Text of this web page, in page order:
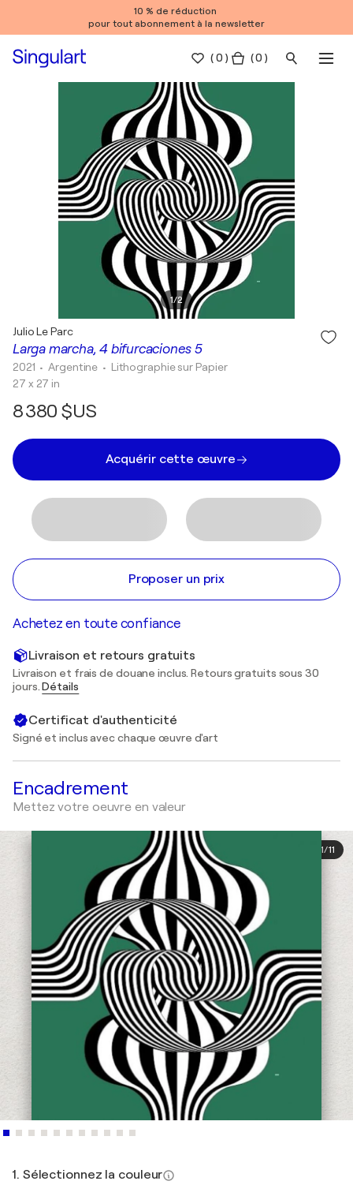
10 % de réduction
pour tout abonnement à la newsletter
(0 ) ( 0 )
1/2
Larga marcha, 4 bifurcaciones 5
Julio Le Parc
2021 • Argentine • Lithographie sur Papier
27 x 27 in
8 380 $US
Acquérir cette œuvre
Proposer un prix
Achetez en toute confiance
Livraison et retours gratuits
Livraison et frais de douane inclus. Retours gratuits sous 30
jours.Détails
Certificat d'authenticité
Signé et inclus avec chaque œuvre d'art
Encadrement
Mettez votre oeuvre en valeur
1/11
1. Sélectionnez la couleur